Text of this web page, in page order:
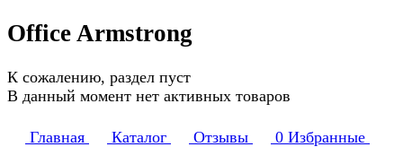
Office Armstrong
К сожалению, раздел пуст
В данный момент нет активных товаров
Главная Каталог Отзывы 0 Избранные